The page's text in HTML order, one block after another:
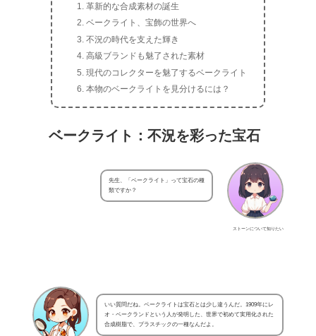
革新的な合成素材の誕生
ベークライト、宝飾の世界へ
不況の時代を支えた輝き
高級ブランドも魅了された素材
現代のコレクターを魅了するベークライト
本物のベークライトを見分けるには？
ベークライト：不況を彩った宝石
ストーンについて知りたい
先生、「ベークライト」って宝石の種
類ですか？
いい質問だね。ベークライトは宝石とは少し違うんだ。1909年にレ
オ・ベークランドという人が発明した、世界で初めて実用化された
合成樹脂で、プラスチックの一種なんだよ。